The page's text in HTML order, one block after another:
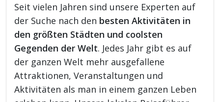
Seit vielen Jahren sind unsere Experten auf
der Suche nach den besten Aktivitäten in
den größten Städten und coolsten
Gegenden der Welt. Jedes Jahr gibt es auf
der ganzen Welt mehr ausgefallene
Attraktionen, Veranstaltungen und
Aktivitäten als man in einem ganzen Leben